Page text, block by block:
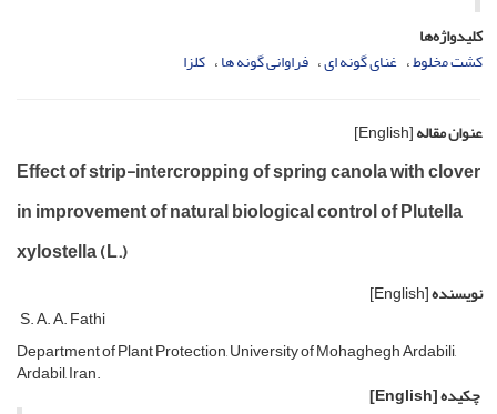
کلیدواژه‌ها
کشت مخلوط غنای گونه ای فراوانی گونه ها کلزا
عنوان مقاله[English]
Effect of strip-intercropping of spring canola with clover
in improvement of natural biological control of Plutella
xylostella (L.)
نویسنده[English]
S. A. A. Fathi
Department of Plant Protection, University of Mohaghegh Ardabili,
Ardabil, Iran.
چکیده[English]